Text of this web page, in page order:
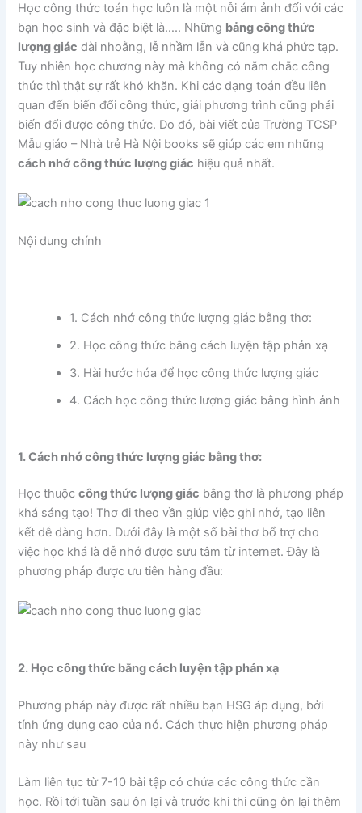
Học công thức toán học luôn là một nỗi ám ảnh đối với các
bạn học sinh và đặc biệt là….. Những bảng công thức
lượng giác dài nhoằng, lễ nhầm lẫn và cũng khá phức tạp.
Tuy nhiên học chương này mà không có nắm chắc công
thức thì thật sự rất khó khăn. Khi các dạng toán đều liên
quan đến biến đổi công thức, giải phương trình cũng phải
biến đổi được công thức. Do đó, bài viết của Trường TCSP
Mẫu giáo – Nhà trẻ Hà Nội books sẽ giúp các em những
cách nhớ công thức lượng giác hiệu quả nhất.
Nội dung chính
1. Cách nhớ công thức lượng giác bằng thơ:
2. Học công thức bằng cách luyện tập phản xạ
3. Hài hước hóa để học công thức lượng giác
4. Cách học công thức lượng giác bằng hình ảnh
1. Cách nhớ công thức lượng giác bằng thơ:
Học thuộccông thức lượng giác bằng thơ là phương pháp
khá sáng tạo! Thơ đi theo vần giúp việc ghi nhớ, tạo liên
kết dễ dàng hơn. Dưới đây là một số bài thơ bổ trợ cho
việc học khá là dễ nhớ được sưu tâm từ internet. Đây là
phương pháp được ưu tiên hàng đầu:
2. Học công thức bằng cách luyện tập phản xạ
Phương pháp này được rất nhiều bạn HSG áp dụng, bởi
tính ứng dụng cao của nó. Cách thực hiện phương pháp
này như sau
Làm liên tục từ 7-10 bài tập có chứa các công thức cần
học. Rồi tới tuần sau ôn lại và trước khi thi cũng ôn lại thêm